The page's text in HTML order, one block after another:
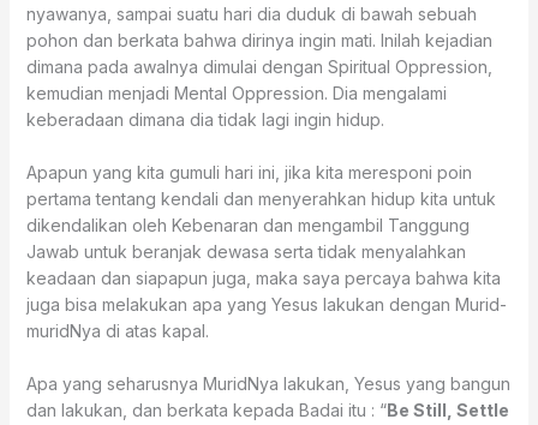
nyawanya, sampai suatu hari dia duduk di bawah sebuah
pohon dan berkata bahwa dirinya ingin mati. Inilah kejadian
dimana pada awalnya dimulai dengan Spiritual Oppression,
kemudian menjadi Mental Oppression. Dia mengalami
keberadaan dimana dia tidak lagi ingin hidup.
Apapun yang kita gumuli hari ini, jika kita meresponi poin
pertama tentang kendali dan menyerahkan hidup kita untuk
dikendalikan oleh Kebenaran dan mengambil Tanggung
Jawab untuk beranjak dewasa serta tidak menyalahkan
keadaan dan siapapun juga, maka saya percaya bahwa kita
juga bisa melakukan apa yang Yesus lakukan dengan Murid-
muridNya di atas kapal.
Apa yang seharusnya MuridNya lakukan, Yesus yang bangun
dan lakukan, dan berkata kepada Badai itu : “Be Still, Settle